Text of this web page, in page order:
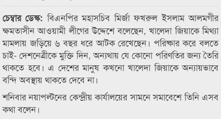
চেম্বার ডেস্ক:বিএনপির মহাসচিব মির্জা ফখরুল ইসলাম আলমগীর
ক্ষমতাসীন আওয়ামী লীগের উদ্দেশে বলেছেন, খালেদা জিয়াকে মিথ্যা
মামলায় জড়িয়ে ৬ বছর ধরে আটক রেখেছেন। পরিষ্কার করে বলতে
চাই- দেশনেত্রীকে মুক্তি দিন, অন্যথায় যে কোনো পরিণতির জন্য তৈরি
থাকতে হবে। এ দেশের মানুষ কখনো খালেদা জিয়াকে অন্যায়ভাবে
বন্দি অবস্থায় থাকতে দেবে না।
শনিবার নয়াপল্টনের কেন্দ্রীয় কার্যালয়ের সামনে সমাবেশে তিনি এসব
কথা বলেন।